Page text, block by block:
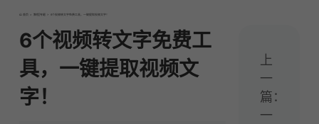
首页 > 教程|专题 > 6个视频转文字免费工具，一键提取视频文字！
6个视频转文字免费工
具，一键提取视频文
字！
上
一
篇：
一